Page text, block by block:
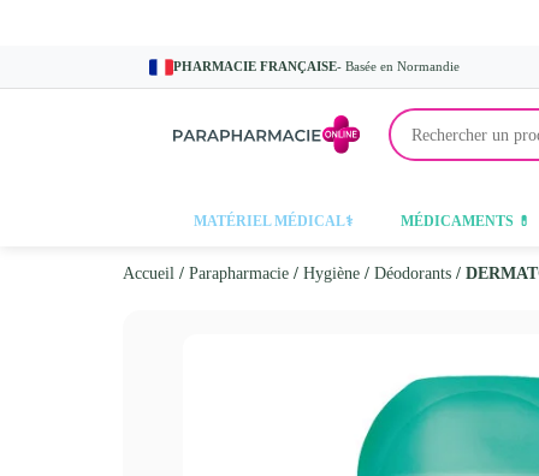
PHARMACIE FRANÇAISE- Basée en Normandie
MATÉRIEL MÉDICAL⚕️ MÉDICAMENTS 💊
Accueil / Parapharmacie / Hygiène / Déodorants /